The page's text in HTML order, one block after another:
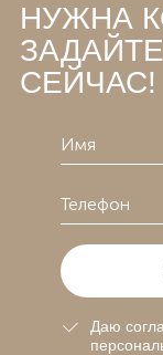
НУЖНА
СЕЙЧАС!
Даю